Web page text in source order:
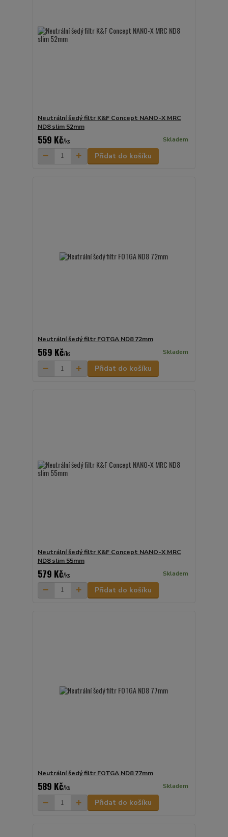
Neutrální šedý filtr K&F Concept NANO-X MRC
ND8 slim 52mm
559 Kč/ks Skladem
Přidat do košíku
Neutrální šedý filtr FOTGA ND8 72mm
569 Kč/ks Skladem
Přidat do košíku
Neutrální šedý filtr K&F Concept NANO-X MRC
ND8 slim 55mm
579 Kč/ks Skladem
Přidat do košíku
Neutrální šedý filtr FOTGA ND8 77mm
589 Kč/ks Skladem
Přidat do košíku